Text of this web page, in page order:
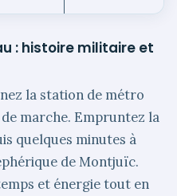
: histoire militaire et
la station de métro
marche. Empruntez la
quelques minutes à
de Montjuïc.
et énergie tout en